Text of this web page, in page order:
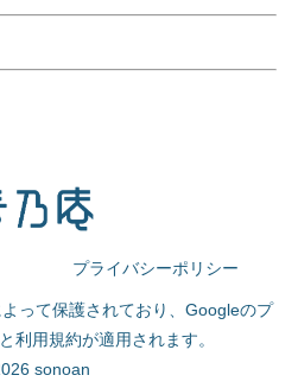
プライバシーポリシー
って保護されており、Googleのプ
と利用規約が適用されます。
sonoan